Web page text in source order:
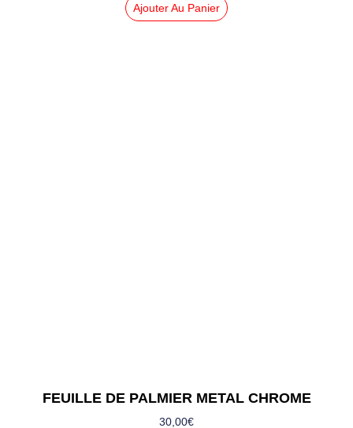
Ajouter Au Panier
FEUILLE DE PALMIER METAL CHROME
30,00€